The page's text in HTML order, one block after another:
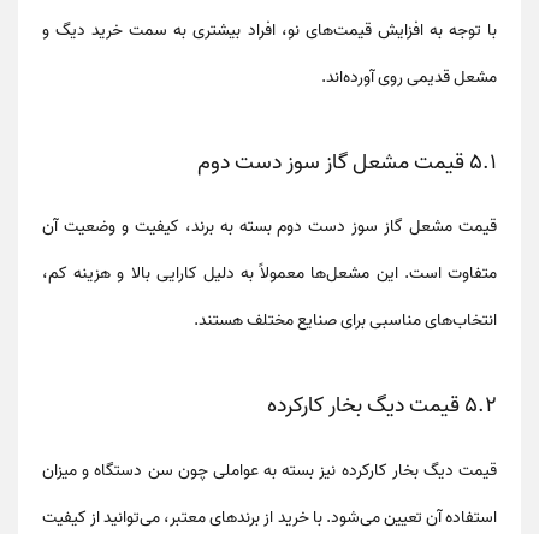
با توجه به افزایش قیمت‌های نو، افراد بیشتری به سمت خرید دیگ و
مشعل قدیمیروی آورده‌اند.
5.1 قیمت مشعل گاز سوز دست دوم
قیمت مشعل گاز سوز دست دومبسته به برند، کیفیت و وضعیت آن
متفاوت است. این مشعل‌ها معمولاً به دلیل کارایی بالا و هزینه کم،
انتخاب‌های مناسبی برای صنایع مختلف هستند.
5.2 قیمت دیگ بخار کارکرده
قیمت دیگ بخار کارکرده نیز بسته به عواملی چون سن دستگاه و میزان
استفاده آن تعیین می‌شود. با خرید از برندهای معتبر، می‌توانید از کیفیت